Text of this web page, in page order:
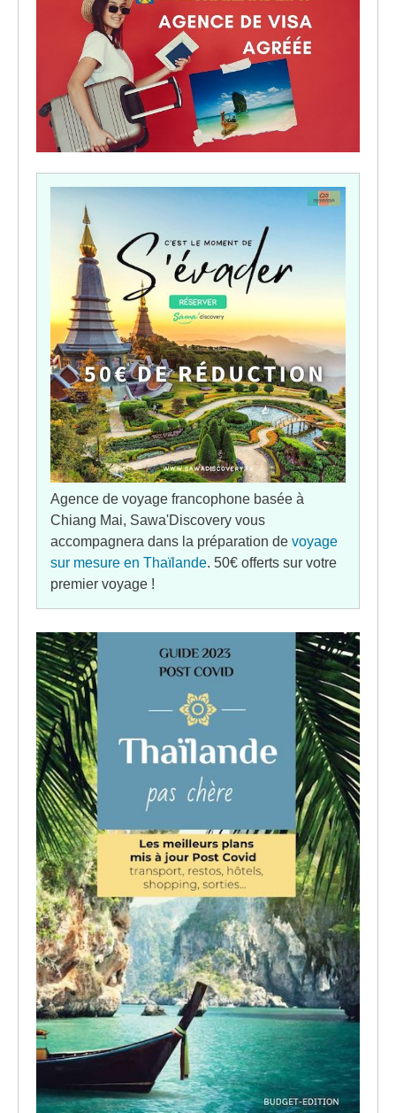
Agence de voyage francophone basée à
Chiang Mai, Sawa'Discovery vous
accompagnera dans la préparation de voyage
sur mesure en Thaïlande. 50€ offerts sur votre
premier voyage !